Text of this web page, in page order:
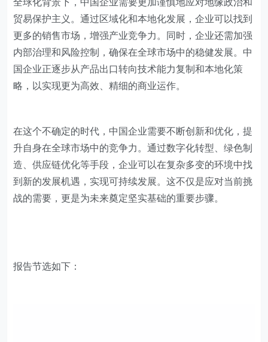
全球化背景下，中国企业需要更加谨慎地应对地缘政治和
贸易保护主义。通过区域化和本地化发展，企业可以找到
更多的销售市场，增强产业竞争力。同时，企业还需加强
内部治理和风险控制，确保在全球市场中的稳健发展。中
国企业正逐步从产品出口转向技术能力复制和本地化策
略，以实现更为高效、精细的商业运作。
在这个不确定的时代，中国企业需要不断创新和优化，提
升自身在全球市场中的竞争力。通过数字化转型、绿色制
造、供应链优化等手段，企业可以在复杂多变的环境中找
到新的发展机遇，实现可持续发展。这不仅是应对当前挑
战的需要，更是为未来奠定坚实基础的重要步骤。
报告节选如下：